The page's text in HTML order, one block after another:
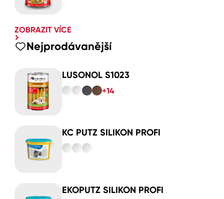
ZOBRAZIT VÍCE
Nejprodávanější
LUSONOL S1023
+14
KC PUTZ SILIKON PROFI
EKOPUTZ SILIKON PROFI